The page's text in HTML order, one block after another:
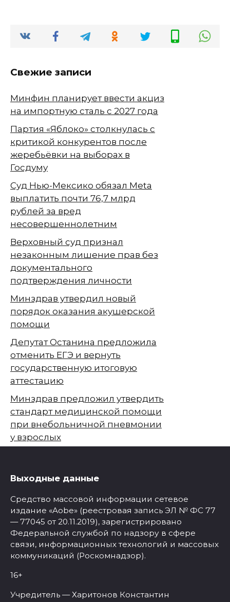
Свежие записи
Минфин планирует ввести акциз
на импортную сталь с 2027 года
Партия «Яблоко» столкнулась с
критикой конкурентов после
жеребьёвки на выборах в
Госдуму
Суд Нью-Мексико обязал Meta
выплатить почти 76,7 млрд
рублей за вред
несовершеннолетним
Верховный суд признал
незаконным лишение прав без
документального
подтверждения личности
Минздрав утвердил новый
порядок оказания акушерской
помощи
Депутат Останина предложила
отменить ЕГЭ и вернуть
государственную итоговую
аттестацию
Минздрав предложил утвердить
стандарт медицинской помощи
при внебольничной пневмонии
у взрослых
Выходные данные
Средство массовой информации сетевое
издание «Aobe» (реестровая запись ЭЛ № ФС 77
— 77045 от 20.11.2019), зарегистрировано
Федеральной службой по надзору в сфере
связи, информационных технологий и массовых
коммуникаций (Роскомнадзор).
16+
Учредитель — Харитонов Константин